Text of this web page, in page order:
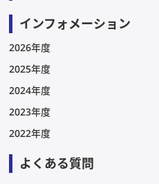
インフォメーション
2026年度
2025年度
2024年度
2023年度
2022年度
よくある質問